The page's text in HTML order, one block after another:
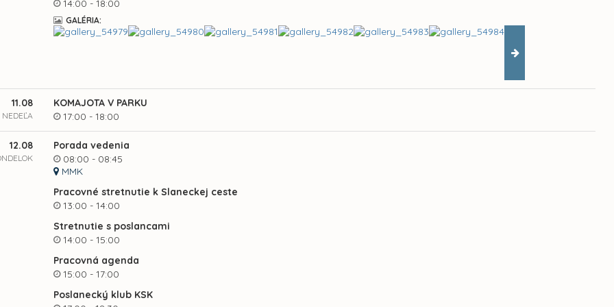
14:00 - 18:00
GALÉRIA:
11.08
NEDEĽA
KOMAJOTA V PARKU
17:00 - 18:00
12.08
Porada vedenia
08:00 - 08:45
MMK
Pracovné stretnutie k Slaneckej ceste
13:00 - 14:00
Stretnutie s poslancami
14:00 - 15:00
Pracovná agenda
15:00 - 17:00
Poslanecký klub KSK